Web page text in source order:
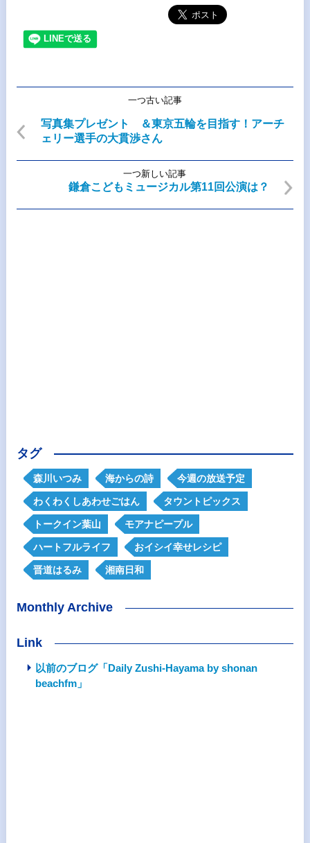
一つ古い記事
写真集プレゼント ＆東京五輪を目指す！アーチ
ェリー選手の大貫渉さん
一つ新しい記事
鎌倉こどもミュージカル第11回公演は？
タグ
森川いつみ 海からの詩 今週の放送予定
わくわくしあわせごはん タウントピックス
トークイン葉山 モアナピープル
ハートフルライフ おイシイ幸せレシピ
晋道はるみ 湘南日和
Monthly Archive
Link
以前のブログ「Daily Zushi-Hayama by shonan
beachfm」